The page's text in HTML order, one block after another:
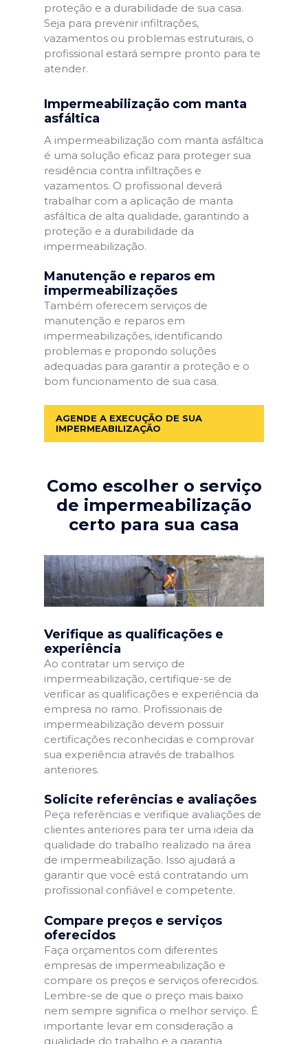
proteção e a durabilidade de sua casa.
Seja para prevenir infiltrações,
vazamentos ou problemas estruturais, o
profissional estará sempre pronto para te
atender.
Impermeabilização com manta
asfáltica
A impermeabilização com manta asfáltica
é uma solução eficaz para proteger sua
residência contra infiltrações e
vazamentos. O profissional deverá
trabalhar com a aplicação de manta
asfáltica de alta qualidade, garantindo a
proteção e a durabilidade da
impermeabilização.
Manutenção e reparos em
impermeabilizações
Também oferecem serviços de
manutenção e reparos em
impermeabilizações, identificando
problemas e propondo soluções
adequadas para garantir a proteção e o
bom funcionamento de sua casa.
AGENDE A EXECUÇÃO DE SUA
IMPERMEABILIZAÇÃO
Como escolher o serviço
de impermeabilização
certo para sua casa
Verifique as qualificações e
experiência
Ao contratar um serviço de
impermeabilização, certifique-se de
verificar as qualificações e experiência da
empresa no ramo. Profissionais de
impermeabilização devem possuir
certificações reconhecidas e comprovar
sua experiência através de trabalhos
anteriores.
Solicite referências e avaliações
Peça referências e verifique avaliações de
clientes anteriores para ter uma ideia da
qualidade do trabalho realizado na área
de impermeabilização. Isso ajudará a
garantir que você está contratando um
profissional confiável e competente.
Compare preços e serviços
oferecidos
Faça orçamentos com diferentes
empresas de impermeabilização e
compare os preços e serviços oferecidos.
Lembre-se de que o preço mais baixo
nem sempre significa o melhor serviço. É
importante levar em consideração a
qualidade do trabalho e a garantia